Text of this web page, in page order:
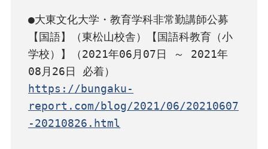
●大東文化大学・教育学科非常勤講師公募
【国語】（東松山校舎）【国語科教育（小
学校）】（2021年06月07日 ～ 2021年
https://bungaku-
report.com/blog/2021/06/20210607
-20210826.html